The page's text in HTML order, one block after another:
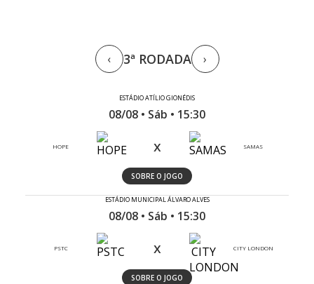
‹ 3ª RODADA ›
ESTÁDIO ATÍLIO GIONÉDIS
08/08 • Sáb • 15:30
HOPE x SAMAS
SOBRE O JOGO
ESTÁDIO MUNICIPAL ÁLVARO ALVES
08/08 • Sáb • 15:30
PSTC x CITY LONDON
SOBRE O JOGO